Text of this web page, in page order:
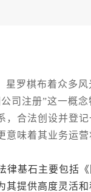
棋布着众多风
司注册”这一概
，合法创设并登
味着其业务运
基石主要包括《
其提供高度灵活